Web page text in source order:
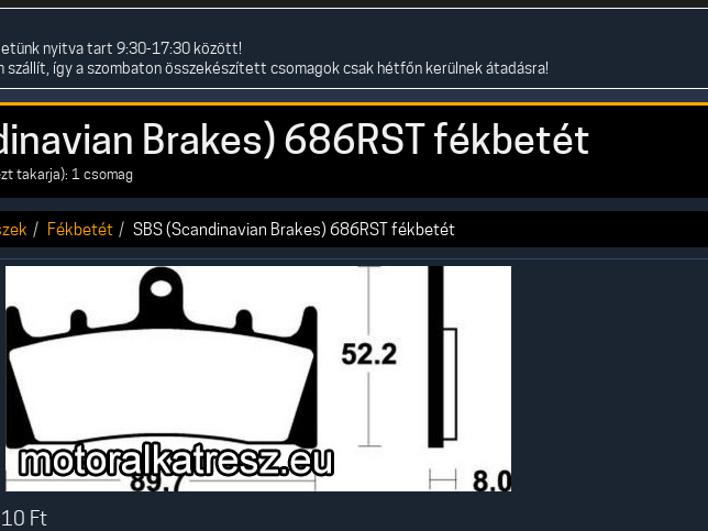
nyitva tart 9:30-17:30 között!
szállít, így a szombaton összekészített csomagok csak hétfőn kerülnek átadásra!
Brakes) 686RST fékbetét
takarja): 1 csomag
Fékbetét SBS (Scandinavian Brakes) 686RST fékbetét
Ft